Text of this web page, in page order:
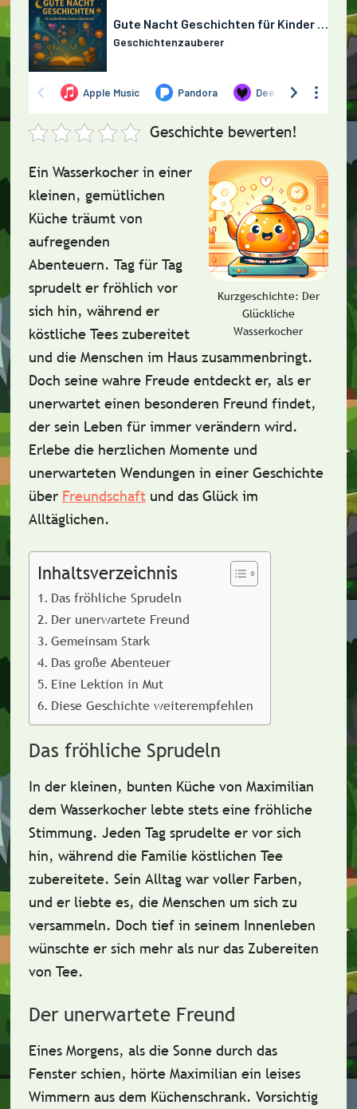
Geschichte bewerten!
Kurzgeschichte: Der
Glückliche
Wasserkocher
Ein Wasserkocher in einer
kleinen, gemütlichen
Küche träumt von
aufregenden
Abenteuern. Tag für Tag
sprudelt er fröhlich vor
sich hin, während er
köstliche Tees zubereitet
und die Menschen im Haus zusammenbringt.
Doch seine wahre Freude entdeckt er, als er
unerwartet einen besonderen Freund findet,
der sein Leben für immer verändern wird.
Erlebe die herzlichen Momente und
unerwarteten Wendungen in einer Geschichte
über Freundschaftund das Glück im
Alltäglichen.
Inhaltsverzeichnis
Das fröhliche Sprudeln
Der unerwartete Freund
Gemeinsam Stark
Das große Abenteuer
Eine Lektion in Mut
Diese Geschichte weiterempfehlen
Das fröhliche Sprudeln
In der kleinen, bunten Küche von Maximilian
dem Wasserkocher lebte stets eine fröhliche
Stimmung. Jeden Tag sprudelte er vor sich
hin, während die Familie köstlichen Tee
zubereitete. Sein Alltag war voller Farben,
und er liebte es, die Menschen um sich zu
versammeln. Doch tief in seinem Innenleben
wünschte er sich mehr als nur das Zubereiten
von Tee.
Der unerwartete Freund
Eines Morgens, als die Sonne durch das
Fenster schien, hörte Maximilian ein leises
Wimmern aus dem Küchenschrank. Vorsichtig